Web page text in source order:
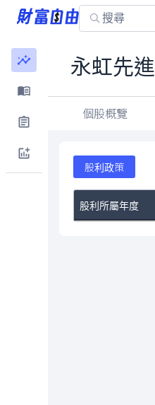
永虹先進
個股概覽
股利政策
股利所屬年度